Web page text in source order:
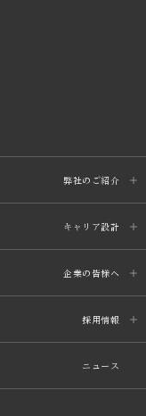
弊社のご紹介
キャリア設計
企業の皆様へ
採用情報
ニュース